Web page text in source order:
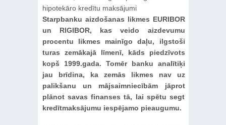
Starpbanku aizdošanas likmes EURIBOR
un RIGIBOR, kas veido aizdevumu
procentu likmes mainīgo daļu, ilgstoši
turas zemākajā līmenī, kāds piedzīvots
kopš 1999.gada. Tomēr banku analītiķi
jau brīdina, ka zemās likmes nav uz
palikšanu un mājsaimniecībām jāprot
plānot savas finanses tā, lai spētu segt
kredītmaksājumu iespējamo pieaugumu.